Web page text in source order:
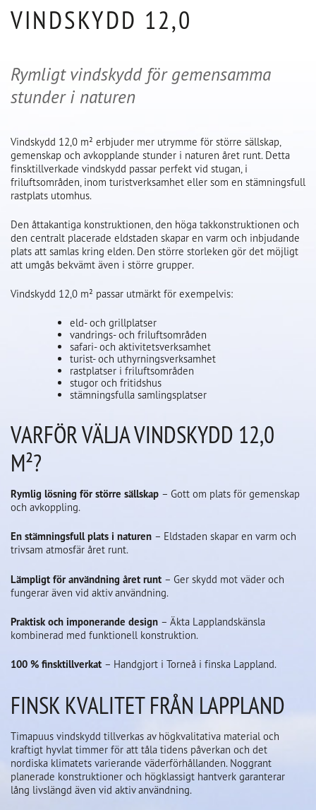
VINDSKYDD 12,0
Rymligt vindskydd för gemensamma
stunder i naturen
Vindskydd 12,0 m² erbjuder mer utrymme för större sällskap,
gemenskap och avkopplande stunder i naturen året runt. Detta
finsktillverkade vindskydd passar perfekt vid stugan, i
friluftsområden, inom turistverksamhet eller som en stämningsfull
rastplats utomhus.
Den åttakantiga konstruktionen, den höga takkonstruktionen och
den centralt placerade eldstaden skapar en varm och inbjudande
plats att samlas kring elden. Den större storleken gör det möjligt
att umgås bekvämt även i större grupper.
Vindskydd 12,0 m² passar utmärkt för exempelvis:
eld- och grillplatser
vandrings- och friluftsområden
safari- och aktivitetsverksamhet
turist- och uthyrningsverksamhet
rastplatser i friluftsområden
stugor och fritidshus
stämningsfulla samlingsplatser
VARFÖR VÄLJA VINDSKYDD 12,0
M²?
Rymlig lösning för större sällskap – Gott om plats för gemenskap
och avkoppling.
En stämningsfull plats i naturen – Eldstaden skapar en varm och
trivsam atmosfär året runt.
Lämpligt för användning året runt – Ger skydd mot väder och
fungerar även vid aktiv användning.
Praktisk och imponerande design – Äkta Lapplandskänsla
kombinerad med funktionell konstruktion.
100 % finsktillverkat – Handgjort i Torneå i finska Lappland.
FINSK KVALITET FRÅN LAPPLAND
Timapuus vindskydd tillverkas av högkvalitativa material och
kraftigt hyvlat timmer för att tåla tidens påverkan och det
nordiska klimatets varierande väderförhållanden. Noggrant
planerade konstruktioner och högklassigt hantverk garanterar
lång livslängd även vid aktiv användning.